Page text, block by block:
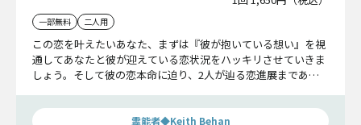
一部無料 二人用
この恋を叶えたいあなた、まずは『彼が抱いている想い』を視
通してあなたと彼が迎えている恋状況をハッキリさせていきま
しょう。そして彼の恋本命に迫り、2人が辿る恋進展まであな
霊能者◆Keith Behan